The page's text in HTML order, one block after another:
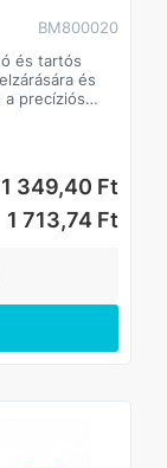
BM800020
és tartós
és
a precíziós
illetve
és
(BB)
idomokkal
1 349,40 Ft
1 713,74 Ft